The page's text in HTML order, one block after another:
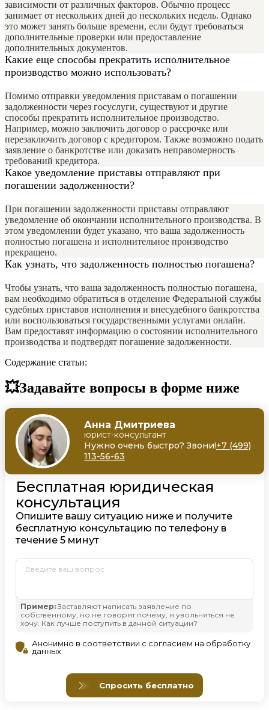
зависимости от различных факторов. Обычно процесс
занимает от нескольких дней до нескольких недель. Однако
это может занять больше времени, если будут требоваться
дополнительные проверки или предоставление
дополнительных документов.
Какие еще способы прекратить исполнительное
производство можно использовать?
Помимо отправки уведомления приставам о погашении
задолженности через госуслуги, существуют и другие
способы прекратить исполнительное производство.
Например, можно заключить договор о рассрочке или
перезаключить договор с кредитором. Также возможно подать
заявление о банкротстве или доказать неправомерность
требований кредитора.
Какое уведомление приставы отправляют при
погашении задолженности?
При погашении задолженности приставы отправляют
уведомление об окончании исполнительного производства. В
этом уведомлении будет указано, что ваша задолженность
полностью погашена и исполнительное производство
прекращено.
Как узнать, что задолженность полностью погашена?
Чтобы узнать, что ваша задолженность полностью погашена,
вам необходимо обратиться в отделение Федеральной службы
судебных приставов исполнения и внесудебного банкротства
или воспользоваться государственными услугами онлайн.
Вам предоставят информацию о состоянии исполнительного
производства и подтвердят погашение задолженности.
Содержание статьи:
💥Задавайте вопросы в форме ниже